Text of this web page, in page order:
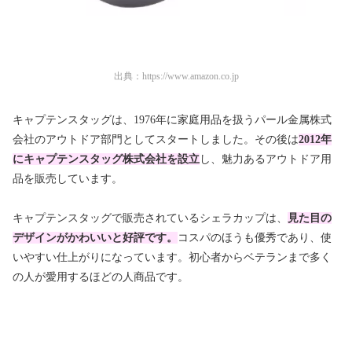
出典： https://www.amazon.co.jp
キャプテンスタッグは、1976年に家庭用品を扱うパール金属株式
会社のアウトドア部門としてスタートしました。その後は2012年
にキャプテンスタッグ株式会社を設立 し、魅力あるアウトドア用
品を販売しています。
キャプテンスタッグで販売されているシェラカップは、
見た目の
デザインがかわいいと好評です。
コスパのほうも優秀であり、使
いやすい仕上がりになっています。初心者からベテランまで多く
の人が愛用するほどの人商品です。